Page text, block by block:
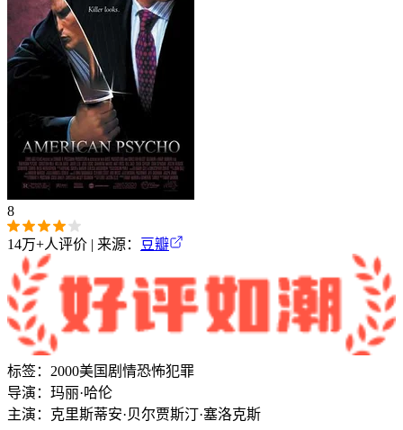
8
14万+人评价 | 来源： 豆瓣
标签： 2000美国 剧情恐怖犯罪
导演： 玛丽·哈伦
主演： 克里斯蒂安·贝尔贾斯汀·塞洛克斯